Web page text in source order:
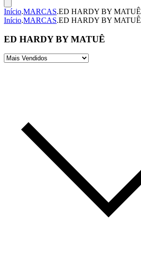
Início.MARCAS.ED HARDY BY MATUÊ
Início.MARCAS.ED HARDY BY MATUÊ
ED HARDY BY MATUÊ